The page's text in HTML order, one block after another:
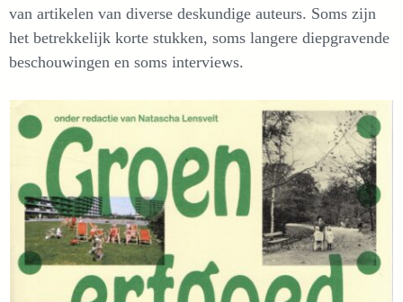
van artikelen van diverse deskundige auteurs. Soms zijn
het betrekkelijk korte stukken, soms langere diepgravende
beschouwingen en soms interviews.